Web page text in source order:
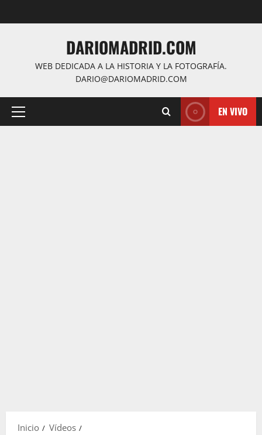
al
DARIOMADRID.COM
WEB DEDICADA A LA HISTORIA Y LA FOTOGRAFÍA.
DARIO@DARIOMADRID.COM
Menú
EN VIVO
Inicio
Vídeos